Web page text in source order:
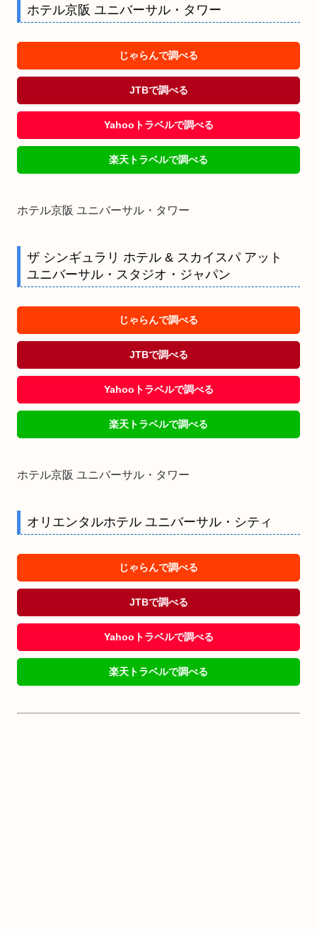
ホテル京阪 ユニバーサル・タワー
じゃらんで調べる
JTBで調べる
Yahooトラベルで調べる
楽天トラベルで調べる
ホテル京阪 ユニバーサル・タワー
ザ シンギュラリ ホテル & スカイスパ アット
ユニバーサル・スタジオ・ジャパン
じゃらんで調べる
JTBで調べる
Yahooトラベルで調べる
楽天トラベルで調べる
ホテル京阪 ユニバーサル・タワー
オリエンタルホテル ユニバーサル・シティ
じゃらんで調べる
JTBで調べる
Yahooトラベルで調べる
楽天トラベルで調べる